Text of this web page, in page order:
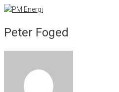
Skip
content
Peter Foged